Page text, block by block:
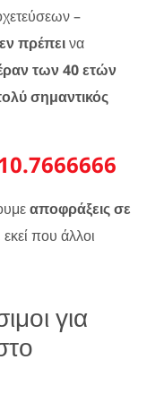
–
πρέπεινα
των 40 ετών
σημαντικός
αποφράξεις σε
εκεί που άλλοι
για